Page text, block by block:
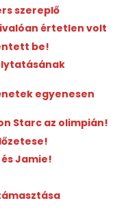
szereplő
értetlen volt
be!
egyenesen
Starc az olimpián!
Jamie!